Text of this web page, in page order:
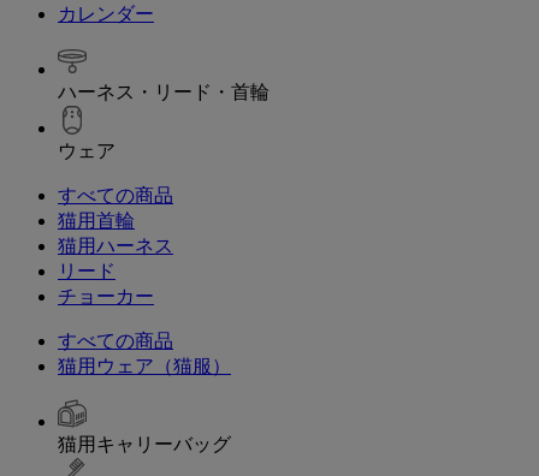
カレンダー
ハーネス・リード・首輪
ウェア
すべての商品
猫用首輪
猫用ハーネス
リード
チョーカー
すべての商品
猫用ウェア（猫服）
猫用キャリーバッグ